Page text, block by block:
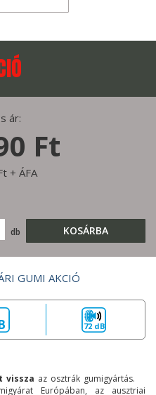
ár:
Ft
+ ÁFA
db KOSÁRBA
72 dB
vissza az osztrák gumigyártás.
Európában, az ausztriai